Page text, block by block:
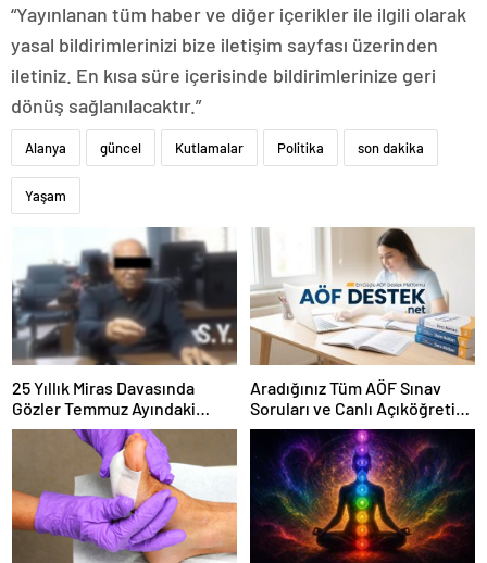
“Yayınlanan tüm haber ve diğer içerikler ile ilgili olarak
yasal bildirimlerinizi bize iletişim sayfası üzerinden
iletiniz. En kısa süre içerisinde bildirimlerinize geri
dönüş sağlanılacaktır.”
Alanya güncel Kutlamalar Politika son dakika
Yaşam
25 Yıllık Miras Davasında
Gözler Temmuz Ayındaki
Karar Duruşmasına Çevrildi
Aradığınız Tüm AÖF Sınav
Soruları ve Canlı Açıköğretim
Forumu Burada